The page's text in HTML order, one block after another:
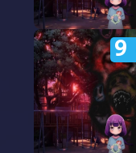
مشاهدة انمي Kaya chan
wa Kowakunai الحلقة 11
9